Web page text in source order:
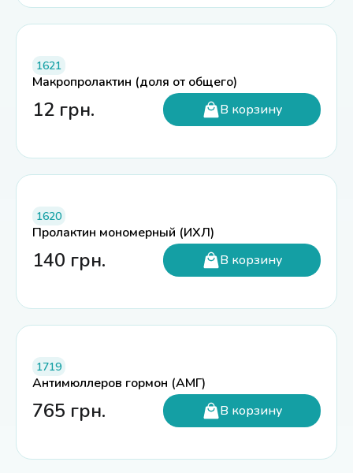
1621
Макропролактин (доля от общего)
12 грн. В корзину
1620
Пролактин мономерный (ИХЛ)
140 грн. В корзину
1719
Антимюллеров гормон (АМГ)
765 грн. В корзину